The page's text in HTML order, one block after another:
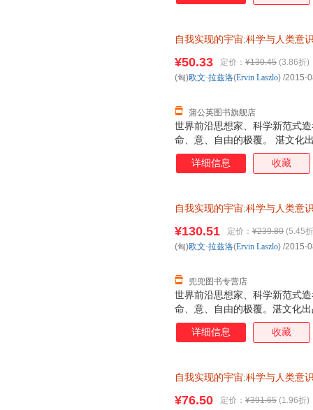
自我实现的宇宙:科学与人类意
流快捷，欢迎选购！】
世界前沿思想家、科学新范式
命、意、自由的极覆。 湛文化
¥50.33 定价： ¥130.45 (3.86折)
蒲公英图书旗舰店
(匈)欧文·拉兹洛(Ervin Laszlo) /2015-
详细信息 收藏
自我实现的宇宙:科学与人类意
世界前沿思想家、科学新范式
命、意、自由的极覆。湛文化
¥130.51 定价： ¥239.80 (5.45
兜兜图书专营店
(匈)欧文·拉兹洛(Ervin Laszlo) /2015-
详细信息 收藏
自我实现的宇宙:科学与人类意
¥76.50 定价： ¥391.65 (1.96折)